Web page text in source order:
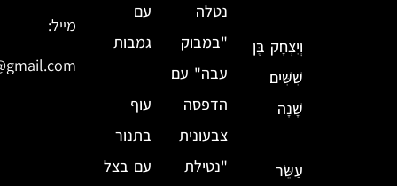
וְיִצְחָק בֶּן
שִׁשִּׁים
שָׁנָה
עַשֵּׂר
נטלה
"במבוק
עבה" עם
הדפסה
צבעונית
"נטילת
עם
גמבות
עוף
בתנור
עם בצל
מייל: